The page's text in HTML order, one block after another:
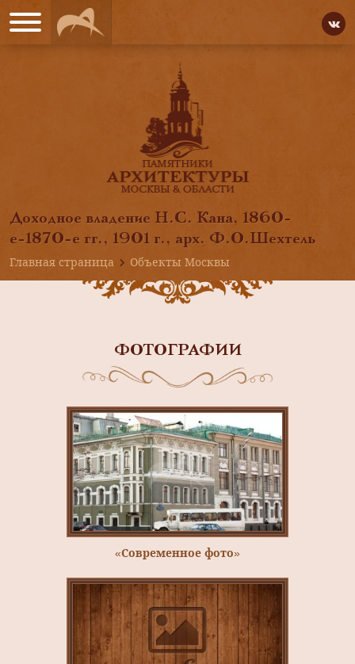
Доходное владение Н.С. Кана, 1860-
е-1870-е гг., 1901 г., арх. Ф.О.Шехтель
Главная страница
Объекты Москвы
ФОТОГРАФИИ
«Современное фото»